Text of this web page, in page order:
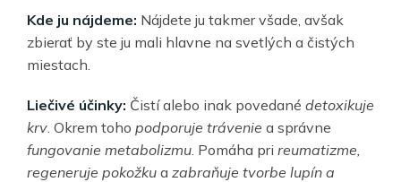
Kde ju nájdeme: Nájdete ju takmer všade, avšak
zbierať by ste ju mali hlavne na svetlých a čistých
miestach.
Liečivé účinky: Čistí alebo inak povedané detoxikuje
krv. Okrem toho podporuje trávenie a správne
fungovanie metabolizmu. Pomáha pri reumatizme,
regeneruje pokožku a zabraňuje tvorbe lupín a